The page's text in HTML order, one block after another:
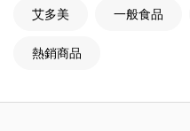
艾多美 一般食品
熱銷商品